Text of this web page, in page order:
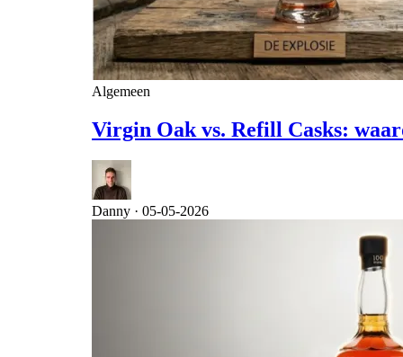
Algemeen
Virgin Oak vs. Refill Casks:
Danny · 05-05-2026